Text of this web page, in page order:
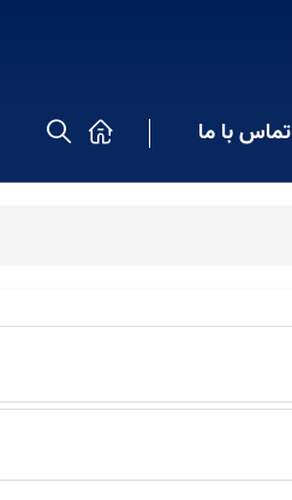
تماس با ما